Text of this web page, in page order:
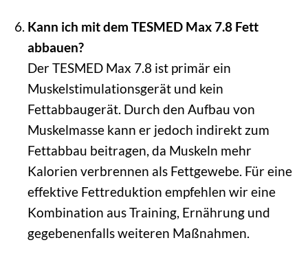
Kann ich mit dem TESMED Max 7.8 Fett
abbauen?
Der TESMED Max 7.8 ist primär ein
Muskelstimulationsgerät und kein
Fettabbaugerät. Durch den Aufbau von
Muskelmasse kann er jedoch indirekt zum
Fettabbau beitragen, da Muskeln mehr
Kalorien verbrennen als Fettgewebe. Für eine
effektive Fettreduktion empfehlen wir eine
Kombination aus Training, Ernährung und
gegebenenfalls weiteren Maßnahmen.